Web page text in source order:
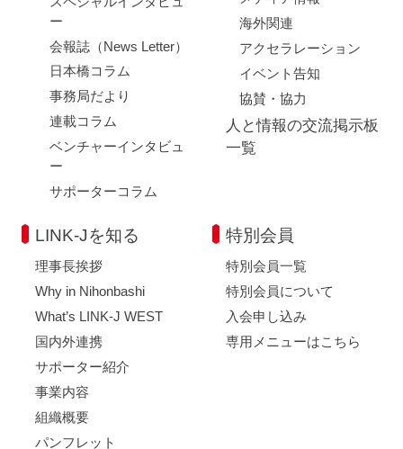
ー
会報誌（News Letter）
日本橋コラム
事務局だより
連載コラム
ベンチャーインタビュ
ー
サポーターコラム
海外関連
アクセラレーション
イベント告知
協賛・協力
人と情報の交流掲示板
一覧
LINK-Jを知る
理事長挨拶
Why in Nihonbashi
What’s LINK-J WEST
国内外連携
サポーター紹介
事業内容
組織概要
パンフレット
特別会員
特別会員一覧
特別会員について
入会申し込み
専用メニューはこちら